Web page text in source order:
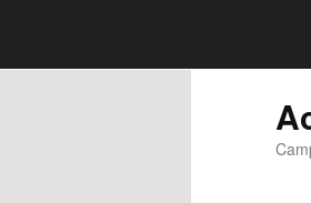
primären
sekundären